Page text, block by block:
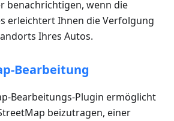
benachrichtigen, wenn die
erleichtert Ihnen die Verfolgung
Ihres Autos.
Bearbeitung
Bearbeitungs-Plugin ermöglicht
beizutragen, einer